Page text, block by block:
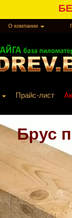
О компании
Прайс-лист
Доска